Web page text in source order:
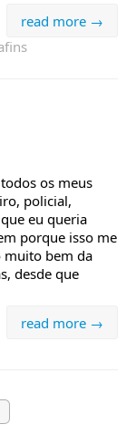
read more →
os meus
policial,
eu queria
porque isso me
muito bem da
desde que
read more →